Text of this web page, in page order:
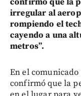
irregular al
rompiendo el
cayendo a una
metros”.
En el
confirmó que la